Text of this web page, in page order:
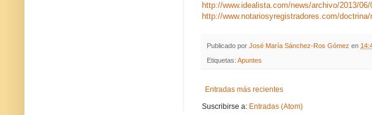
http://www.idealista.com/news/archivo/2013/
http://www.notariosyregistradores.com/
Publicado por José María Sánchez-Ros Gómez en
Etiquetas: Apuntes
Entradas más recientes
Suscribirse a: Entradas (Atom)